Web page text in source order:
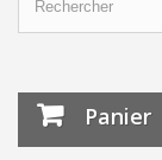
Panier